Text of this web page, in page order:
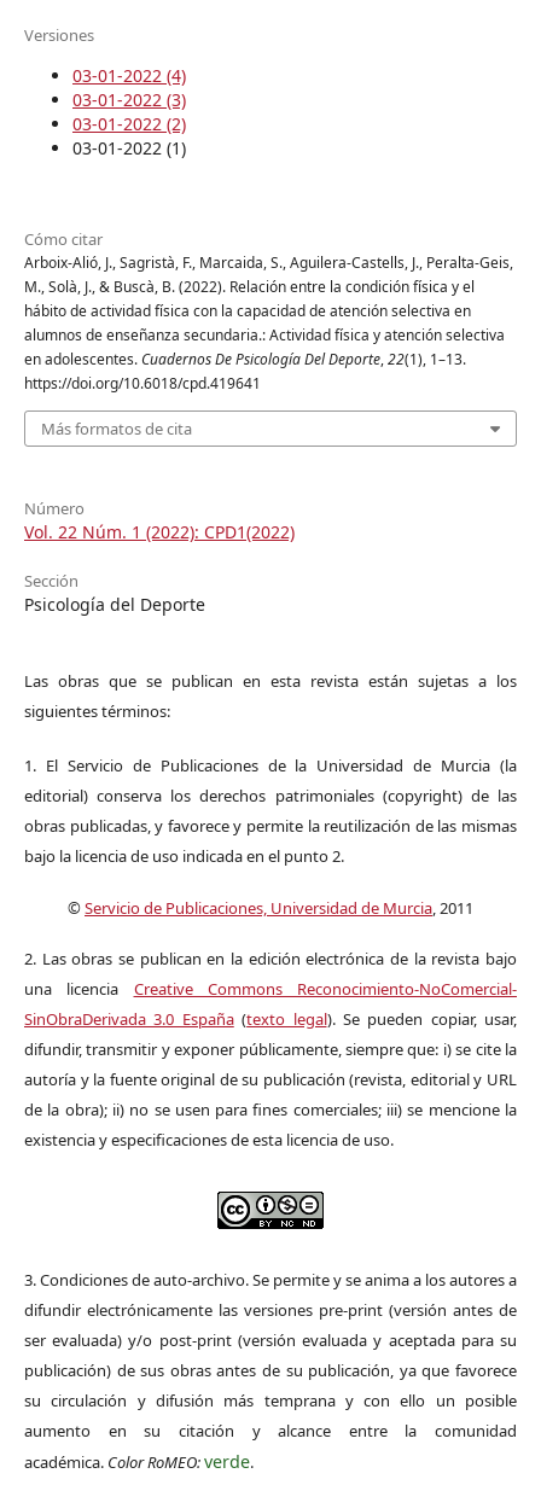
Versiones
03-01-2022 (4)
03-01-2022 (3)
03-01-2022 (2)
03-01-2022 (1)
Cómo citar
Arboix-Alió, J., Sagristà, F., Marcaida, S., Aguilera-Castells, J., Peralta-Geis,
M., Solà, J., & Buscà, B. (2022). Relación entre la condición física y el
hábito de actividad física con la capacidad de atención selectiva en
alumnos de enseñanza secundaria.: Actividad física y atención selectiva
en adolescentes.Cuadernos De Psicología Del Deporte,22(1), 1–13.
https://doi.org/10.6018/cpd.419641
Más formatos de cita
Número
Vol. 22 Núm. 1 (2022): CPD1(2022)
Sección
Psicología del Deporte
Las obras que se publican en esta revista están sujetas a los
siguientes términos:
1. El Servicio de Publicaciones de la Universidad de Murcia (la
editorial) conserva los derechos patrimoniales (copyright) de las
obras publicadas, y favorece y permite la reutilización de las mismas
bajo la licencia de uso indicada en el punto 2.
©Servicio de Publicaciones, Universidad de Murcia, 2011
2. Las obras se publican en la edición electrónica de la revista bajo
una licencia Creative Commons Reconocimiento-NoComercial-
SinObraDerivada 3.0 España(texto legal). Se pueden copiar, usar,
difundir, transmitir y exponer públicamente, siempre que: i) se cite la
autoría y la fuente original de su publicación (revista, editorial y URL
de la obra); ii) no se usen para fines comerciales; iii) se mencione la
existencia y especificaciones de esta licencia de uso.
3. Condiciones de auto-archivo. Se permite y se anima a los autores a
difundir electrónicamente las versiones pre-print (versión antes de
ser evaluada) y/o post-print (versión evaluada y aceptada para su
publicación) de sus obras antes de su publicación, ya que favorece
su circulación y difusión más temprana y con ello un posible
aumento en su citación y alcance entre la comunidad
académica. Color RoMEO:verde.